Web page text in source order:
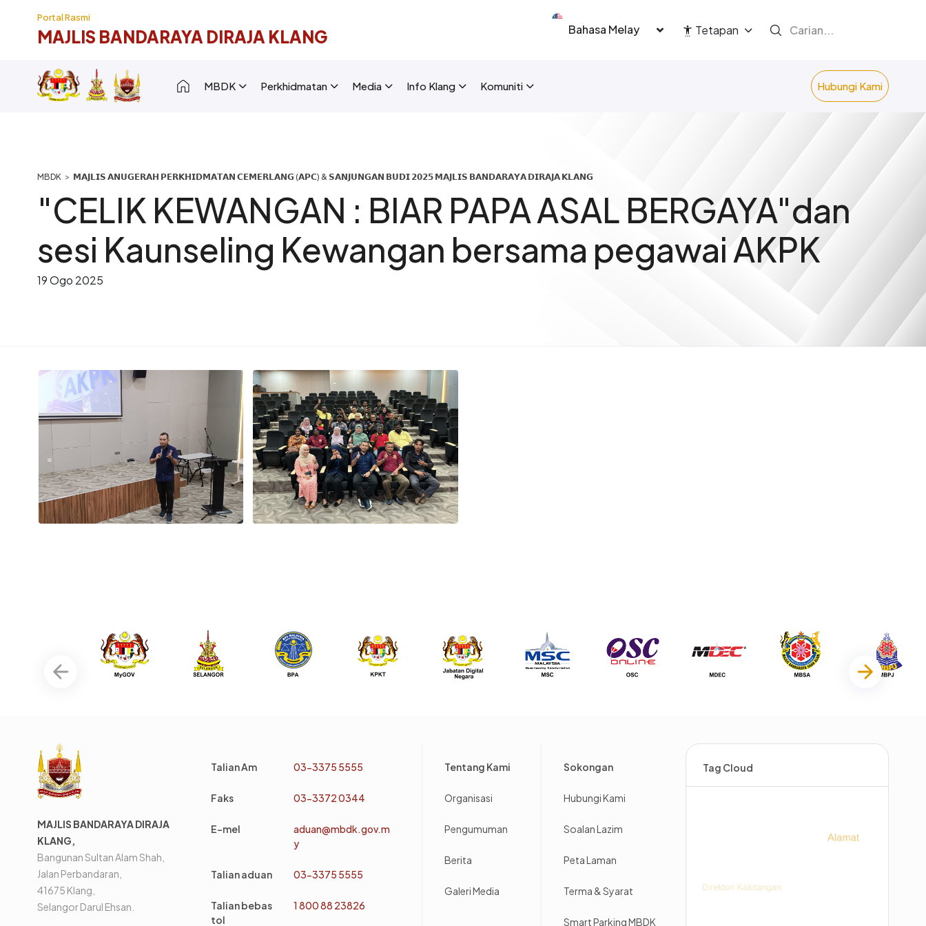
Portal Rasmi
MAJLIS BANDARAYA DIRAJA KLANG
Select your language Tetapan
Main navigation [New Layout]
MBDK Perkhidmatan Media Info Klang Komuniti Hubungi Kami
Breadcrumb
𝗠𝗔𝗝𝗟𝗜𝗦 𝗔𝗡𝗨𝗚𝗘𝗥𝗔𝗛 𝗣𝗘𝗥𝗞𝗛𝗜𝗗𝗠𝗔𝗧𝗔𝗡 𝗖𝗘𝗠𝗘𝗥𝗟𝗔𝗡𝗚 (𝗔𝗣𝗖) & 𝗦𝗔𝗡𝗝𝗨𝗡𝗚𝗔𝗡 𝗕𝗨𝗗𝗜 𝟮𝟬𝟮𝟱 𝗠𝗔𝗝𝗟𝗜𝗦 𝗕𝗔𝗡𝗗𝗔𝗥𝗔𝗬𝗔 𝗗𝗜𝗥𝗔𝗝𝗔 𝗞𝗟𝗔𝗡𝗚
"CELIK KEWANGAN : BIAR PAPA ASAL BERGAYA"dan
sesi Kaunseling Kewangan bersama pegawai AKPK
19 Ogo 2025
MAJLIS BANDARAYA DIRAJA
KLANG,
Bangunan Sultan Alam Shah,
Jalan Perbandaran,
41675 Klang,
Selangor Darul Ehsan.
Talian Am 03-3375 5555
Faks 03-3372 0344
E-mel
aduan@mbdk.gov.m
y
Talian aduan 03-3375 5555
Talian bebas
tol
1 800 88 23826
Tentang Kami
Organisasi
Pengumuman
Berita
Galeri Media
Sokongan
Hubungi Kami
Soalan Lazim
Peta Laman
Terma & Syarat
Smart Parking MBDK
Tag Cloud